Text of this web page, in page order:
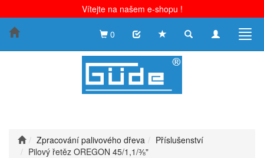
Vítejte na našem e-shopu !
Toggle
Toggle
0
Zpracování palivového dřeva
Příslušenství
Pilový řetěz OREGON 45/1,1/⅜"